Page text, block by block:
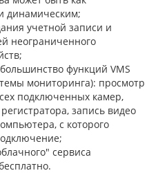
динамическим;
учетной записи и
неограниченного
функций VMS
мониторинга): просмотр
подключенных камер,
запись видео
с которого
сервиса